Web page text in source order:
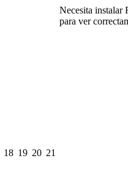
Necesita instalar
para ver
18 19 20 21